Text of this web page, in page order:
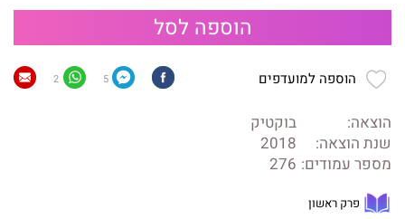
הוספה לסל
הוספה למועדפים 5
2
הוצאה:
בוקטיק
שנת הוצאה:
2018
מספר עמודים: 276
פרק ראשון